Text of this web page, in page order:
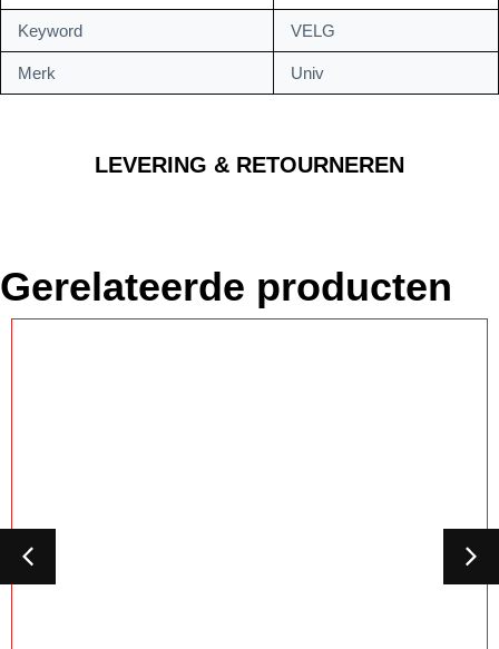
LEVERING & RETOURNEREN
Keyword VELG
Merk Univ
Gerelateerde producten